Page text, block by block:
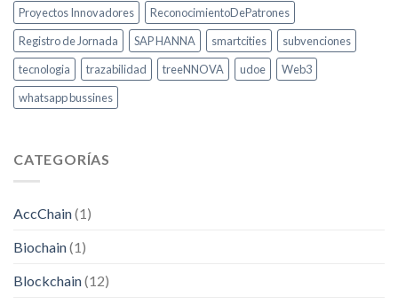
Proyectos Innovadores
ReconocimientoDePatrones
Registro de Jornada
SAP HANNA smartcities
subvenciones
tecnologia
trazabilidad treeNNOVA udoe
Web3
whatsapp bussines
CATEGORÍAS
AccChain(1)
Biochain(1)
Blockchain(12)